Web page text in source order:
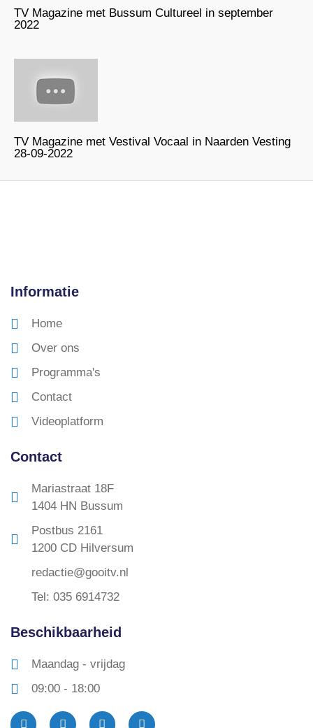
TV Magazine met Bussum Cultureel in september
2022
TV Magazine met Vestival Vocaal in Naarden Vesting
28-09-2022
Informatie
Home
Over ons
Programma's
Contact
Videoplatform
Contact
Mariastraat 18F
1404 HN Bussum
Postbus 2161
1200 CD Hilversum
redactie@gooitv.nl
Tel: 035 6914732
Beschikbaarheid
Maandag - vrijdag
09:00 - 18:00